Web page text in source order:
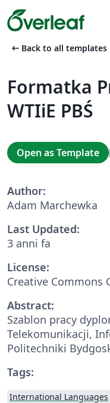
arrow_left_alt Back to all templates
Formatka
WTIiE PBŚ
Open as Template
Author:
Adam Marchewka
Last Updated:
3 anni fa
License:
Creative Commons
Abstract:
Szablon pracy
Telekomunikacji,
Politechniki
Tags:
International Languages